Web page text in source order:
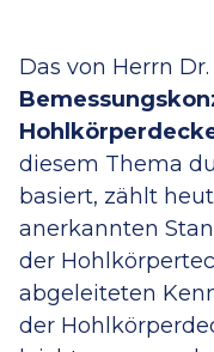
Das von Herrn
diesem Thema
basiert, zählt
anerkannten
der
abgeleiteten
der